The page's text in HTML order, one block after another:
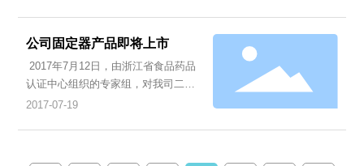
轮的淘汰赛之后，脱颖而出的25家生
物医药领域企业为争夺决赛桂冠上演
了一场激烈角逐。
公司固定器产品即将上市
2017年7月12日，由浙江省食品药品
认证中心组织的专家组，对我司二类
无菌医疗产品“固定器”的注册申报进行
2017-07-19